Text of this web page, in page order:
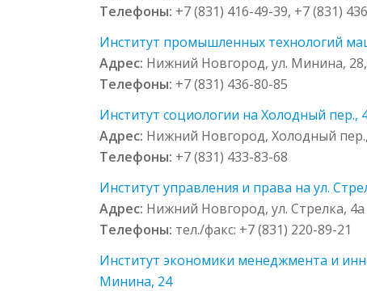
Телефоны: +7 (831) 416-49-39, +7 (831)
Институт промышленных технологий
Адрес: Нижний Новгород, ул. Минина,
Телефоны: +7 (831) 436-80-85
Институт социологии на Холодный пер.,
Адрес: Нижний Новгород, Холодный
Телефоны: +7 (831) 433-83-68
Институт управления и права на ул.
Адрес: Нижний Новгород, ул. Стрелка, 4а
Телефоны: тел./факс: +7 (831) 220-89-21
Институт экономики менеджмента и
Минина, 24